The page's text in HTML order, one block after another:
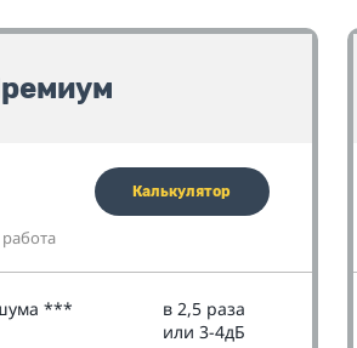
Калькулятор
***
в 2,5 раза
или 3-4дБ